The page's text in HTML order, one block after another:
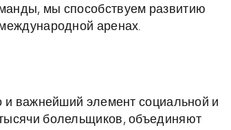
мы способствуем развитию
аренах.
и важнейший элемент социальной и
болельщиков, объединяют